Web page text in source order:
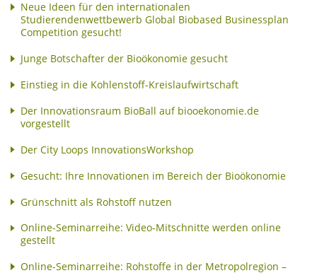
Neue Ideen für den internationalen
Studierendenwettbewerb Global Biobased Businessplan
Competition gesucht!
Junge Botschafter der Bioökonomie gesucht
Einstieg in die Kohlenstoff-Kreislaufwirtschaft
Der Innovationsraum BioBall auf biooekonomie.de
vorgestellt
Der City Loops InnovationsWorkshop
Gesucht: Ihre Innovationen im Bereich der Bioökonomie
Grünschnitt als Rohstoff nutzen
Online-Seminarreihe: Video-Mitschnitte werden online
gestellt
Online-Seminarreihe: Rohstoffe in der Metropolregion –